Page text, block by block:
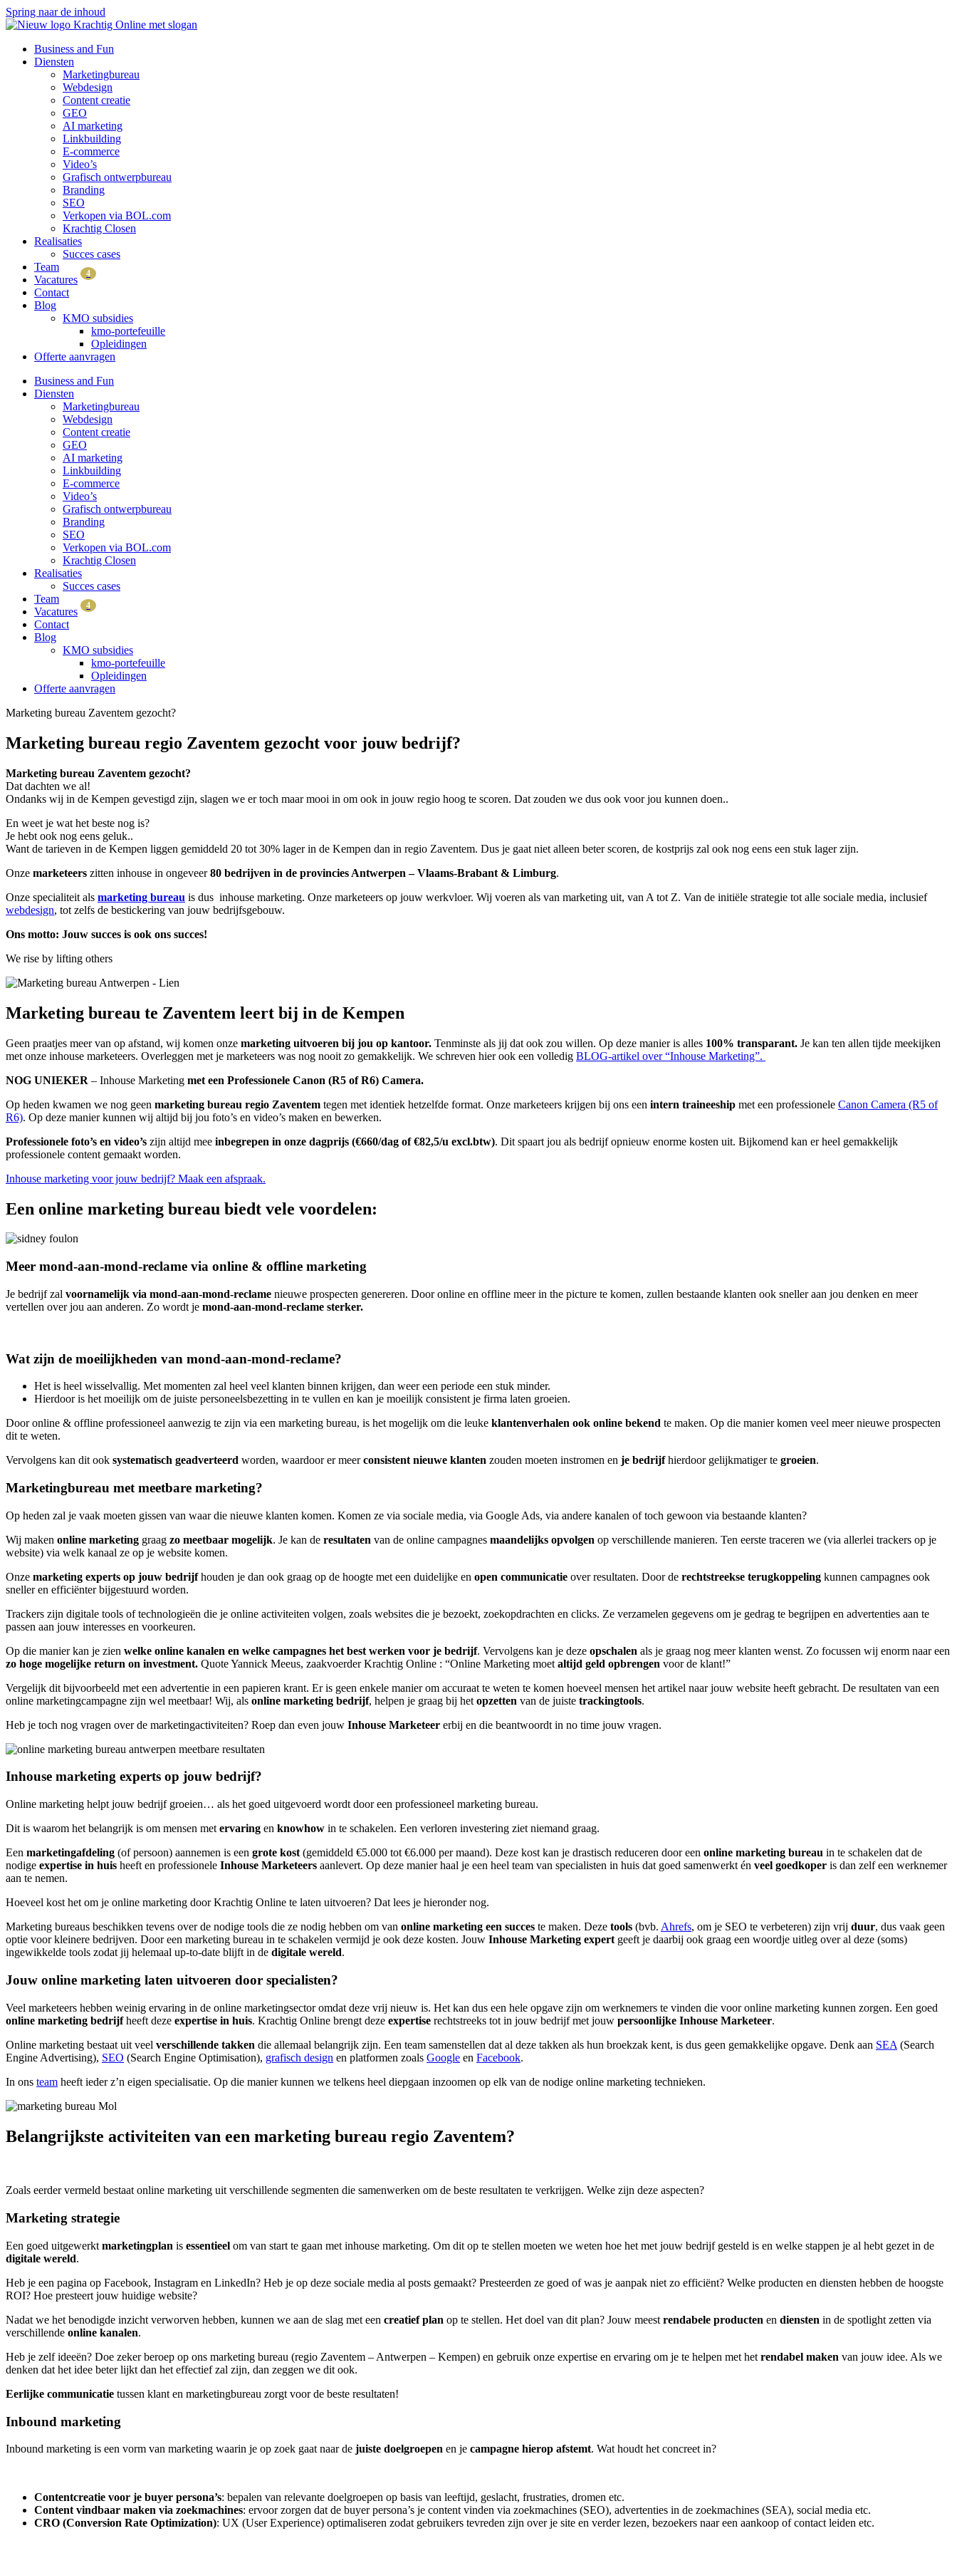
Spring naar de inhoud
Business and Fun
Diensten
Marketingbureau
Webdesign
Content creatie
GEO
AI marketing
Linkbuilding
E-commerce
Video’s
Grafisch ontwerpbureau
Branding
SEO
Verkopen via BOL.com
Krachtig Closen
Realisaties
Succes cases
Team
Vacatures
4
Contact
Blog
KMO subsidies
kmo-portefeuille
Opleidingen
Offerte aanvragen
Business and Fun
Diensten
Marketingbureau
Webdesign
Content creatie
GEO
AI marketing
Linkbuilding
E-commerce
Video’s
Grafisch ontwerpbureau
Branding
SEO
Verkopen via BOL.com
Krachtig Closen
Realisaties
Succes cases
Team
Vacatures
4
Contact
Blog
KMO subsidies
kmo-portefeuille
Opleidingen
Offerte aanvragen
Marketing bureau Zaventem gezocht?
Marketing bureau regio Zaventem gezocht voor jouw bedrijf?
Marketing bureau Zaventem gezocht?
Dat dachten we al!
Ondanks wij in de Kempen gevestigd zijn, slagen we er toch maar mooi in om ook in jouw regio hoog te scoren. Dat zouden we dus ook voor jou kunnen doen..
En weet je wat het beste nog is?
Je hebt ook nog eens geluk..
Want de tarieven in de Kempen liggen gemiddeld 20 tot 30% lager in de Kempen dan in regio Zaventem. Dus je gaat niet alleen beter scoren, de kostprijs zal ook nog eens een stuk lager zijn.
Onze marketeers zitten inhouse in ongeveer80 bedrijven in de provincies Antwerpen – Vlaams-Brabant & Limburg.
Onze specialiteit als marketing bureau is dus inhouse marketing. Onze marketeers op jouw werkvloer. Wij voeren als van marketing uit, van A tot Z. Van de initiële strategie tot alle sociale media, inclusief
webdesign, tot zelfs de bestickering van jouw bedrijfsgebouw.
Ons motto: Jouw succes is ook ons succes!
We rise by lifting others
Marketing bureau te Zaventem leert bij in de Kempen
Geen praatjes meer van op afstand, wij komen onze marketing uitvoeren bij jou op kantoor. Tenminste als jij dat ook zou willen. Op deze manier is alles 100% transparant. Je kan ten allen tijde meekijken
met onze inhouse marketeers. Overleggen met je marketeers was nog nooit zo gemakkelijk. We schreven hier ook een volledig BLOG-artikel over “Inhouse Marketing”.
NOG UNIEKER – Inhouse Marketing met een Professionele Canon (R5 of R6) Camera.
Op heden kwamen we nog geen marketing bureau regio Zaventem tegen met identiek hetzelfde format. Onze marketeers krijgen bij ons een intern traineeship met een professionele Canon Camera (R5 of
R6). Op deze manier kunnen wij altijd bij jou foto’s en video’s maken en bewerken.
Professionele foto’s en video’s zijn altijd mee inbegrepen in onze dagprijs (€660/dag of €82,5/u excl.btw). Dit spaart jou als bedrijf opnieuw enorme kosten uit. Bijkomend kan er heel gemakkelijk
professionele content gemaakt worden.
Inhouse marketing voor jouw bedrijf? Maak een afspraak.
Een online marketing bureau biedt vele voordelen:
Meer mond-aan-mond-reclame via online & offline marketing
Je bedrijf zal voornamelijk via mond-aan-mond-reclame nieuwe prospecten genereren. Door online en offline meer in the picture te komen, zullen bestaande klanten ook sneller aan jou denken en meer
vertellen over jou aan anderen. Zo wordt je mond-aan-mond-reclame sterker.
Wat zijn de moeilijkheden van mond-aan-mond-reclame?
Het is heel wisselvallig. Met momenten zal heel veel klanten binnen krijgen, dan weer een periode een stuk minder.
Hierdoor is het moeilijk om de juiste personeelsbezetting in te vullen en kan je moeilijk consistent je firma laten groeien.
Door online & offline professioneel aanwezig te zijn via een marketing bureau, is het mogelijk om die leuke klantenverhalen ook online bekend te maken. Op die manier komen veel meer nieuwe prospecten
dit te weten.
Vervolgens kan dit ook systematisch geadverteerd worden, waardoor er meerconsistent nieuwe klanten zouden moeten instromen en je bedrijfhierdoor gelijkmatiger te groeien.
Marketingbureau met meetbare marketing?
Op heden zal je vaak moeten gissen van waar die nieuwe klanten komen. Komen ze via sociale media, via Google Ads, via andere kanalen of toch gewoon via bestaande klanten?
Wij maken online marketing graag zo meetbaar mogelijk. Je kan de resultaten van de online campagnes maandelijks opvolgen op verschillende manieren. Ten eerste traceren we (via allerlei trackers op je
website) via welk kanaal ze op je website komen.
Onze marketing experts op jouw bedrijfhouden je dan ook graag op de hoogte met een duidelijke en open communicatie over resultaten. Door de rechtstreekse terugkoppeling kunnen campagnes ook
sneller en efficiënter bijgestuurd worden.
Trackers zijn digitale tools of technologieën die je online activiteiten volgen, zoals websites die je bezoekt, zoekopdrachten en clicks. Ze verzamelen gegevens om je gedrag te begrijpen en advertenties aan te
passen aan jouw interesses en voorkeuren.
Op die manier kan je zien welke online kanalen en welke campagnes het best werken voor je bedrijf. Vervolgens kan je deze opschalen als je graag nog meer klanten wenst. Zo focussen wij enorm naar een
zo hoge mogelijke return on investment. Quote Yannick Meeus, zaakvoerder Krachtig Online : “Online Marketing moet altijd geld opbrengen voor de klant!”
Vergelijk dit bijvoorbeeld met een advertentie in een papieren krant. Er is geen enkele manier om accuraat te weten te komen hoeveel mensen het artikel naar jouw website heeft gebracht. De resultaten van een
online marketingcampagne zijn wel meetbaar! Wij, als online marketing bedrijf, helpen je graag bij het opzetten van de juiste trackingtools.
Heb je toch nog vragen over de marketingactiviteiten? Roep dan even jouw Inhouse Marketeer erbij en die beantwoordt in no time jouw vragen.
Inhouse marketing experts op jouw bedrijf?
Online marketing helpt jouw bedrijf groeien… als het goed uitgevoerd wordt door een professioneel marketing bureau.
Dit is waarom het belangrijk is om mensen met ervaring en knowhow in te schakelen. Een verloren investering ziet niemand graag.
Een marketingafdeling (of persoon) aannemen is een grote kost (gemiddeld €5.000 tot €6.000 per maand). Deze kost kan je drastisch reduceren door een online marketing bureau in te schakelen dat de
nodige expertise in huis heeft en professionele Inhouse Marketeers aanlevert. Op deze manier haal je een heel team van specialisten in huis dat goed samenwerkt én veel goedkoper is dan zelf een werknemer
aan te nemen.
Hoeveel kost het om je online marketing door Krachtig Online te laten uitvoeren? Dat lees je hieronder nog.
Marketing bureaus beschikken tevens over de nodige tools die ze nodig hebben om van online marketing een succes te maken. Deze tools (bvb. Ahrefs, om je SEO te verbeteren) zijn vrij duur, dus vaak geen
optie voor kleinere bedrijven. Door een marketing bureau in te schakelen vermijd je ook deze kosten. Jouw Inhouse Marketing expert geeft je daarbij ook graag een woordje uitleg over al deze (soms)
ingewikkelde tools zodat jij helemaal up-to-date blijft in de digitale wereld.
Jouw online marketing laten uitvoeren door specialisten?
Veel marketeers hebben weinig ervaring in de online marketingsector omdat deze vrij nieuw is. Het kan dus een hele opgave zijn om werknemers te vinden die voor online marketing kunnen zorgen. Een goed
online marketing bedrijfheeft deze expertise in huis. Krachtig Online brengt deze expertise rechtstreeks tot in jouw bedrijf met jouw persoonlijke Inhouse Marketeer.
Online marketing bestaat uit veel verschillende takken die allemaal belangrijk zijn. Een team samenstellen dat al deze takken als hun broekzak kent, is dus geen gemakkelijke opgave. Denk aan SEA (Search
Engine Advertising), SEO (Search Engine Optimisation), grafisch design en platformen zoals Google en Facebook.
In ons team heeft ieder z’n eigen specialisatie. Op die manier kunnen we telkens heel diepgaan inzoomen op elk van de nodige online marketing technieken.
Belangrijkste activiteiten van een marketing bureau regio Zaventem?
Zoals eerder vermeld bestaat online marketing uit verschillende segmenten die samenwerken om de beste resultaten te verkrijgen. Welke zijn deze aspecten?
Marketing strategie
Een goed uitgewerkt marketingplan is essentieel om van start te gaan met inhouse marketing. Om dit op te stellen moeten we weten hoe het met jouw bedrijf gesteld is en welke stappen je al hebt gezet in de
digitale wereld.
Heb je een pagina op Facebook, Instagram en LinkedIn? Heb je op deze sociale media al posts gemaakt? Presteerden ze goed of was je aanpak niet zo efficiënt? Welke producten en diensten hebben de hoogste
ROI? Hoe presteert jouw huidige website?
Nadat we het benodigde inzicht verworven hebben, kunnen we aan de slag met een creatief plan op te stellen. Het doel van dit plan? Jouw meest rendabele producten en diensten in de spotlight zetten via
verschillende online kanalen.
Heb je zelf ideeën? Doe zeker beroep op ons marketing bureau (regio Zaventem – Antwerpen – Kempen) en gebruik onze expertise en ervaring om je te helpen met het rendabel maken van jouw idee. Als we
denken dat het idee beter lijkt dan het effectief zal zijn, dan zeggen we dit ook.
Eerlijke communicatie tussen klant en marketingbureau zorgt voor de beste resultaten!
Inbound marketing
Inbound marketing is een vorm van marketing waarin je op zoek gaat naar de juiste doelgroepen en je campagne hierop afstemt. Wat houdt het concreet in?
Contentcreatie voor je buyer persona’s: bepalen van relevante doelgroepen op basis van leeftijd, geslacht, frustraties, dromen etc.
Content vindbaar maken via zoekmachines: ervoor zorgen dat de buyer persona’s je content vinden via zoekmachines (SEO), advertenties in de zoekmachines (SEA), social media etc.
CRO (Conversion Rate Optimization): UX (User Experience) optimaliseren zodat gebruikers tevreden zijn over je site en verder lezen, bezoekers naar een aankoop of contact leiden etc.